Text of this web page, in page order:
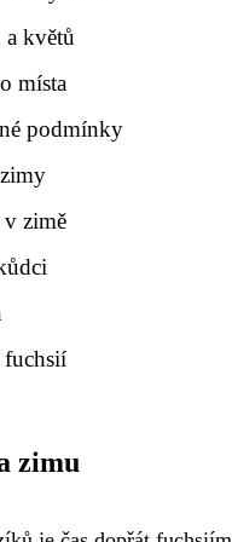
a květů
místa
podmínky
zimě
fuchsií
zimu